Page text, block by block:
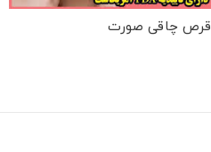
قرص چاقی صورت